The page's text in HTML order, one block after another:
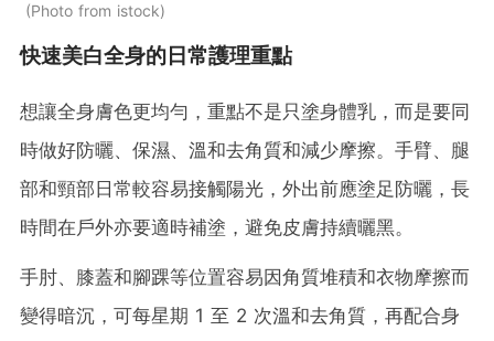
Photo from istock
快速美白全身的日常護理重點
想讓全身膚色更均勻，重點不是只塗身體乳，而是要同
時做好防曬、保濕、溫和去角質和減少摩擦。手臂、腿
部和頸部日常較容易接觸陽光，外出前應塗足防曬，長
時間在戶外亦要適時補塗，避免皮膚持續曬黑。
手肘、膝蓋和腳踝等位置容易因角質堆積和衣物摩擦而
變得暗沉，可每星期 1 至 2 次溫和去角質，再配合身